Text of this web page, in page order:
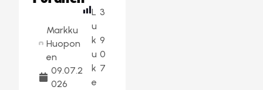
Markku
Huopon
en
09.07.2
026
L
u
k
u
k
e
3
9
0
7